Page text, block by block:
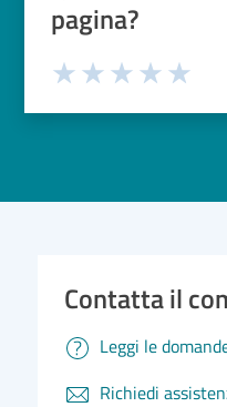
pagina?
Contatta il
Leggi le
Richiedi